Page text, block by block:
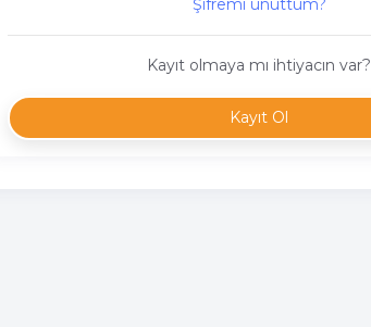
Şifremi unuttum?
Kayıt olmaya mı ihtiyacın var?
Kayıt Ol